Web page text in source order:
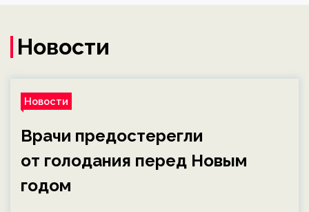
Новости
Новости
Врачи предостерегли
от голодания перед Новым
годом